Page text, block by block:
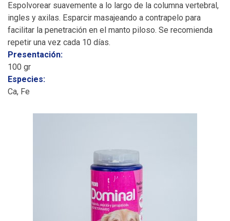
Espolvorear suavemente a lo largo de la columna vertebral,
ingles y axilas. Esparcir masajeando a contrapelo para
facilitar la penetración en el manto piloso. Se recomienda
repetir una vez cada 10 días.
Presentación:
100 gr
Especies:
Ca, Fe